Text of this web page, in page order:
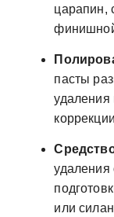
царапин,
пасты
удаления
удаления
или